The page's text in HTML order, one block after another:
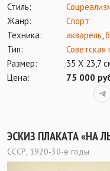
Стиль:
Жанр:
Спорт
Техника:
акварель
Тип:
Советская
Размер:
35 Х 23,7
Цена:
75 000
ЭСКИЗ ПЛАКАТА «НА
СССР, 1920-30-е годы